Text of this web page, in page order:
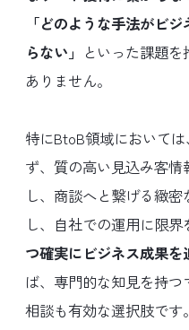
「どのような手法がビ
らない」 といった課題
ありません。
特にBtoB領域において
ず、質の高い見込み客
し、商談へと繋げる緻
し、自社での運用に限界
つ確実にビジネス成果を
ば、専門的な知見を持
相談も有効な選択肢です。